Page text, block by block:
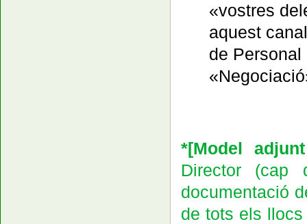
«vostres
aquest
de
*[Model
Director
documentació
de tots els